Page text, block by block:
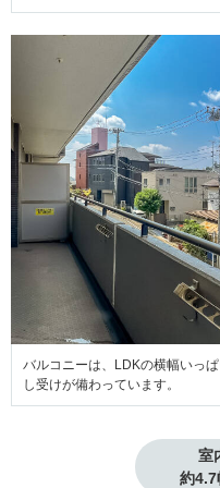
バルコニーは、LDKの横幅いっ
し受けが備わっています。
室
約4.7